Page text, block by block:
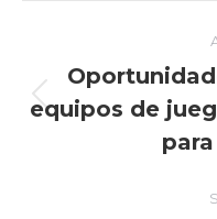
entre
entradas
equipos de